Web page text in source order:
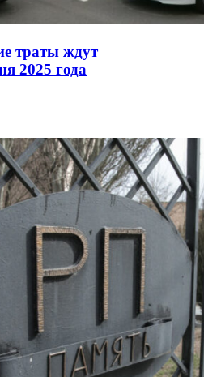
траты ждут
2025 года